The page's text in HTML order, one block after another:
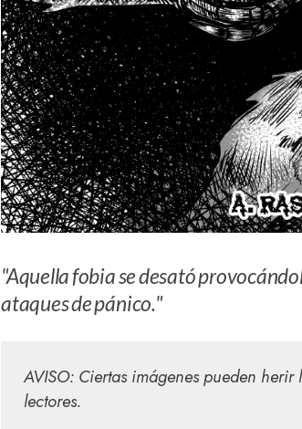
"Aquella fobia se desató
ataques de pánico."
AVISO: Ciertas imágenes pueden
lectores.